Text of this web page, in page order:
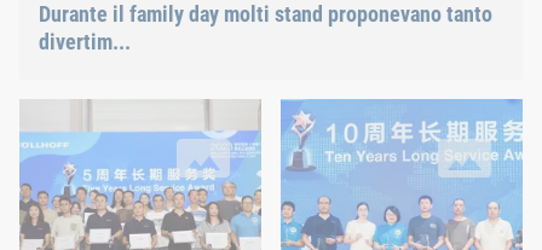
Durante il family day molti stand proponevano tanto
divertim...
Con Böllhoff Cina già da 5 anni
34 dipendenti sono stati premiati per questa pietra miliare in
Con Böllhoff Cina già da 10
Al family day 10 dipendenti